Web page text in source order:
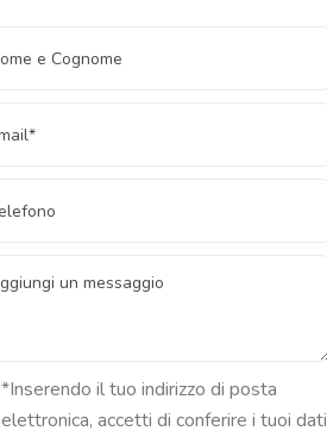
*Inserendo il tuo indirizzo di posta
elettronica, accetti di conferire i tuoi dati